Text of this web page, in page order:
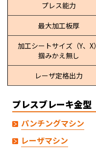
プレス能力
最大加工板厚
加工シートサイズ（Y、X）
掴みかえ無し
レーザ定格出力
プレスブレーキ金型
パンチングマシン
レーザマシン